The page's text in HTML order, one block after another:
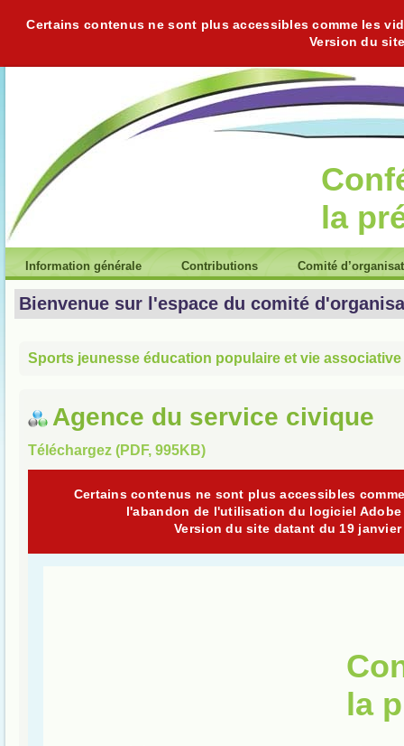
Certains contenus ne sont plus accessibles comme les
Version du
la
Information générale Contributions Comité
Bienvenue sur l'espace du comité
Sports jeunesse éducation populaire et vie associative
Agence du service civique
Téléchargez (PDF, 995KB)